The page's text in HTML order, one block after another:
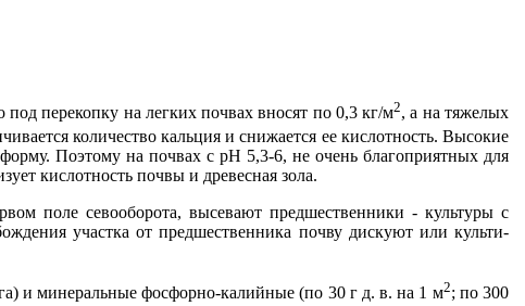
перекопку на легких почвах вносят по 0,3 кг/м2, а на тяжелых
количество кальция и снижается ее кис­лотность. Высокие
Поэтому на почвах с рН 5,3-6, не очень благоприятных для
кислотность почвы и древесная зола.
по­ле севооборота, высевают предшественники - культуры с
участка от предшественника почву дискуют или культи­
и минеральные фосфорно-калийные (по 30 г д. в. на 1 м2; по 300